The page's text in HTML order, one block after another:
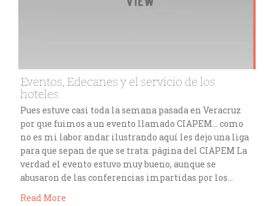
Eventos, Edecanes y el servicio de los
hoteles
Pues estuve casi toda la semana pasada en Veracruz
por que fuimos a un evento llamado CIAPEM… como
no es mi labor andar ilustrando aquí les dejo una liga
para que sepan de que se trata: página del CIAPEM La
verdad el evento estuvo muy bueno, aunque se
abusaron de las conferencias impartidas por los…
Read More